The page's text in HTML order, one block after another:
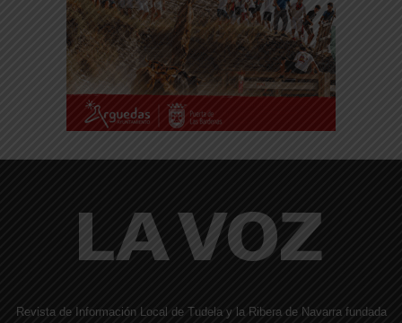
Revista de Información Local de Tudela y la Ribera de Navarra fundada